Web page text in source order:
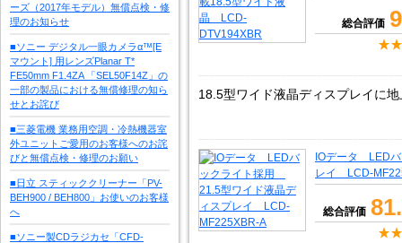
ーズ（2017年モデル）無償点検・修
理のお知らせ
■ソニー デジタル一眼カメラα™[E
マウント] 用レンズPlanar T*
FE50mm F1.4ZA 「SEL50F14Z」の
一部の製品における無償修理の知ら
せとお詫び
■三菱電機 業務用空調・冷熱機器室
外ユニットご愛用のお客様へのお詫
びと無償点検・修理のお願い
■日立 スティッククリーナー「PV-
BEH900 / BEH800」お使いのお客様
へ
■ソニー製CDラジカセ「CFD-
総合評価
18.5型ワイド液晶ディスプレイに
IOデータ LED
レイ LCD-
総合評価